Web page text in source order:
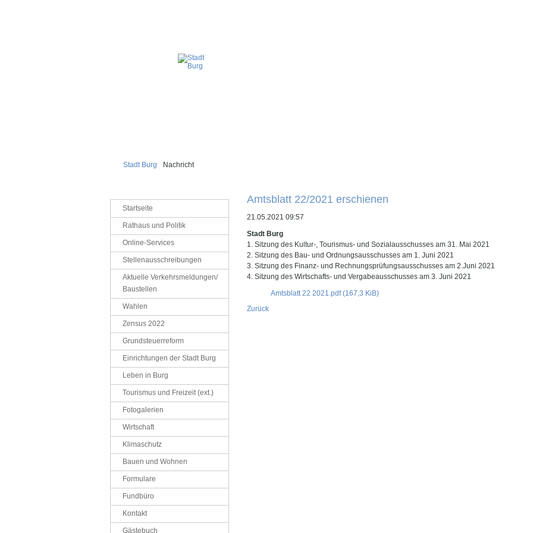
Stadt Burg Nachricht
Amtsblatt 22/2021 erschienen
21.05.2021 09:57
Stadt Burg
1. Sitzung des Kultur-, Tourismus- und Sozialausschusses am 31. Mai 2021
2. Sitzung des Bau- und Ordnungsausschusses am 1. Juni 2021
3. Sitzung des Finanz- und Rechnungsprüfungsausschusses am 2.Juni 2021
4. Sitzung des Wirtschafts- und Vergabeausschusses am 3. Juni 2021
Amtsblatt 22 2021.pdf(167,3 KiB)
Zurück
Navigation
überspringen
Startseite
Rathaus und Politik
Online-Services
Stellenausschreibungen
Aktuelle Verkehrsmeldungen/
Baustellen
Wahlen
Zensus 2022
Grundsteuerreform
Einrichtungen der Stadt Burg
Leben in Burg
Tourismus und Freizeit (ext.)
Fotogalerien
Wirtschaft
Klimaschutz
Bauen und Wohnen
Formulare
Fundbüro
Kontakt
Gästebuch